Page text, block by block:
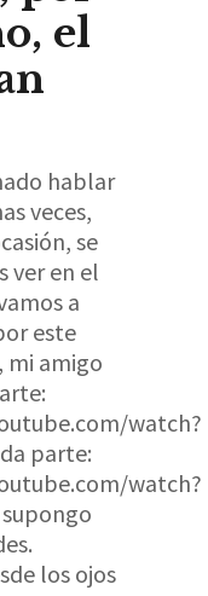
el
hablar
veces,
se
ver en el
a
este
mi amigo
watch?
parte:
watch?
los ojos